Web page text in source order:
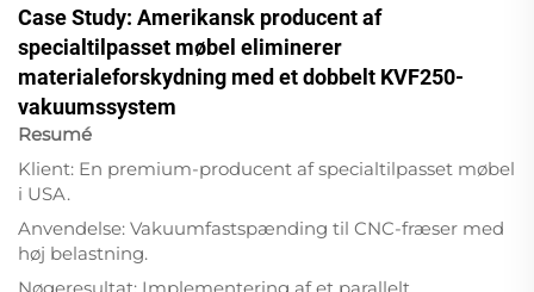
Case Study: Amerikansk producent af
specialtilpasset møbel eliminerer
materialeforskydning med et dobbelt KVF250-
vakuumssystem
Resumé
Klient: En premium-producent af specialtilpasset møbel
i USA.
Anvendelse: Vakuumfastspænding til CNC-fræser med
høj belastning.